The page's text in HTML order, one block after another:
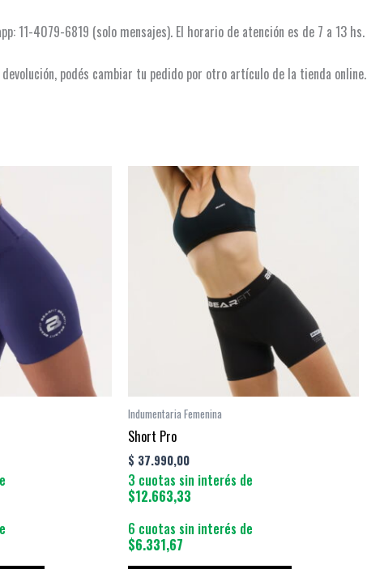
11-4079-6819 (solo mensajes). El horario de atención es de 7 a 13 hs.
podés cambiar tu pedido por otro artículo de la tienda online.
variantes.
opciones
se
pueden
elegir
Indumentaria Femenina
Short Pro
$ 37.990,00
3 cuotas sin interés de
$12.663,33
6 cuotas sin interés de
$6.331,67
opciones
pueden
elegir
en